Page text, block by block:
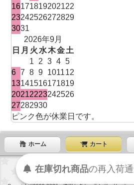
16171819202122
23242526272829
3031
2026年9月
日 月 火 水木金土
1
2 3 4 5
6 7 8 9 101112
13141516171819
20212223242526
27282930
ピンク色が休業日です。
ホーム カート
表示切替 : スマートフ
在庫切れ商品の再入荷